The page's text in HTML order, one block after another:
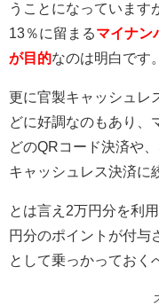
うことになっています
13％に留まるマイナン
が目的なのは明白です。
更に官製キャッシュレ
どに好調なのもあり、
どのQRコード決済や
キャッシュレス決済に
とは言え2万円分を利
円分のポイントが付与
として乗っかっておく